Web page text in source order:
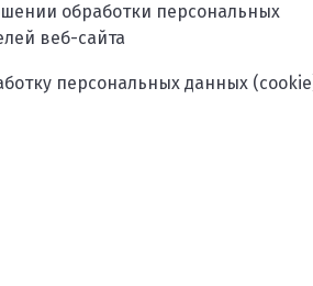
обработки персональных
веб-сайта
персональных данных